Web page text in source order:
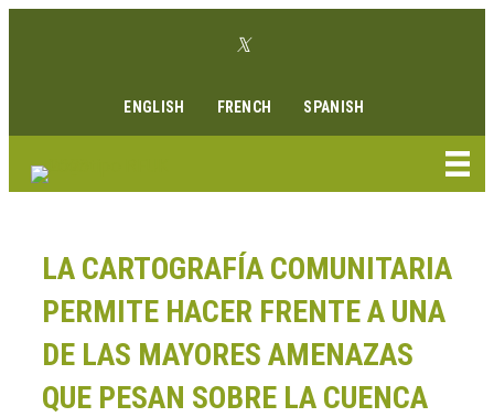
Enlace Twitter
ENGLISH FRENCH SPANISH
LA CARTOGRAFÍA COMUNITARIA
PERMITE HACER FRENTE A UNA
DE LAS MAYORES AMENAZAS
QUE PESAN SOBRE LA CUENCA